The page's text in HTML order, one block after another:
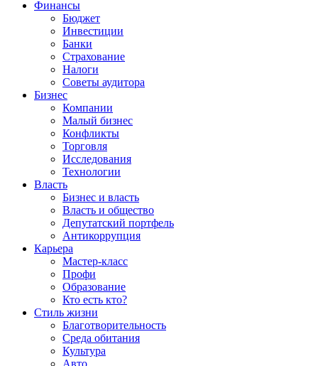
Финансы
Бюджет
Инвестиции
Банки
Страхование
Налоги
Советы аудитора
Бизнес
Компании
Малый бизнес
Конфликты
Торговля
Исследования
Технологии
Власть
Бизнес и власть
Власть и общество
Депутатский портфель
Антикоррупция
Карьера
Мастер-класс
Профи
Образование
Кто есть кто?
Стиль жизни
Благотворительность
Среда обитания
Культура
Авто